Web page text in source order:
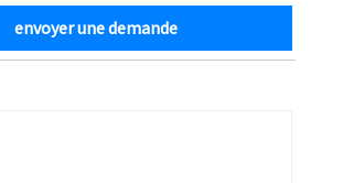
envoyer une demande